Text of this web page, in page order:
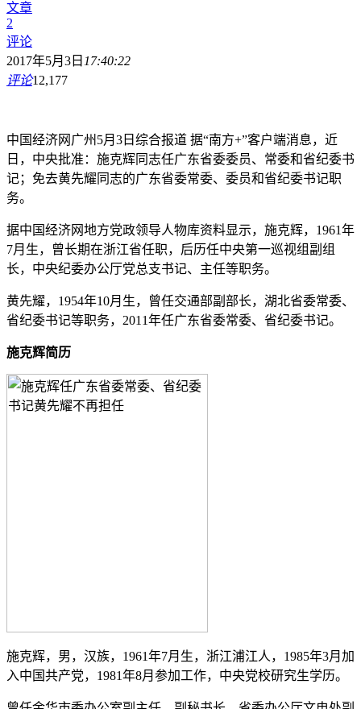
文章
2
评论
2017年5月3日 17:40:22
评论12,177
中国经济网广州5月3日综合报道 据“南方+”客户端消息，近
日，中央批准：施克辉同志任广东省委委员、常委和省纪委书
记；免去黄先耀同志的广东省委常委、委员和省纪委书记职
务。
据中国经济网地方党政领导人物库资料显示，施克辉，1961年
7月生，曾长期在浙江省任职，后历任中央第一巡视组副组
长，中央纪委办公厅党总支书记、主任等职务。
黄先耀，1954年10月生，曾任交通部副部长，湖北省委常委、
省纪委书记等职务，2011年任广东省委常委、省纪委书记。
施克辉简历
施克辉，男，汉族，1961年7月生，浙江浦江人，1985年3月加
入中国共产党，1981年8月参加工作，中央党校研究生学历。